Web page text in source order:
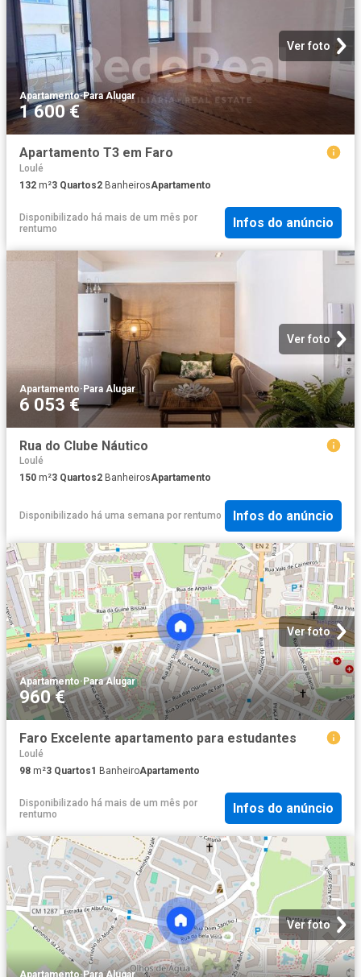
Ver foto
Apartamento·Para Alugar
1 600 €
Apartamento T3 em Faro
Loulé
132 m²3 Quartos2 BanheirosApartamento
Disponibilizado há mais de um mês por
rentumo
Infos do anúncio
Ver foto
Apartamento·Para Alugar
6 053 €
Rua do Clube Náutico
Loulé
150 m²3 Quartos2 BanheirosApartamento
Disponibilizado há uma semana por rentumo Infos do anúncio
Ver foto
Apartamento· Para Alugar
960 €
Faro Excelente apartamento para estudantes
Loulé
98 m²3 Quartos1 BanheiroApartamento
Disponibilizado há mais de um mês por
rentumo
Infos do anúncio
Ver foto
Apartamento·Para Alugar